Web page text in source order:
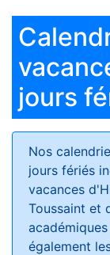
jours
Nos
jours fériés
vacances
Toussaint et
également